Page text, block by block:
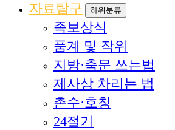
자료탐구
하위분류
족보상식
품계 및 작위
지방·축문 쓰는법
제사상 차리는 법
촌수·호칭
24절기